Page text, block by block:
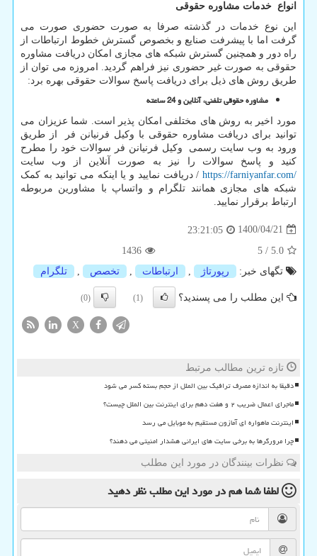
انواع خدمات مشاوره حقوقی
این نوع خدمات در گذشته صرفا به صورت حضوری صورت می
گرفت اما با پیشرفت صنایع و بخصوص گسترش خطوط ارتباطات از
راه دور و همچنین گسترش شبکه های مجازی امکان دریافت مشاوره
حقوقی به صورت غیر حضوری نیز فراهم گردید. امروزه می توان از
طریق روش های ذیل برای دریافت پاسخ سوالات حقوقی بهره برد:
مشاوره حقوقی تلفنی، آنلاین و 24 ساعته
مورد اخیر به روش های مختلفی امکان پذیر است. شما عزیزان می
توانید برای دریافت مشاوره حقوقی با وکیل فرنیانن فر از طریق
ورود به وب سایت رسمی وکیل فرنیانن فر سوالات خود را مطرح
کنید و پاسخ سوالات را نیز به صورت آنلاین از وب سایت
https://farniyanfar.com/ / دریافت نمایید و یا اینکه می توانید به کمک
شبکه های مجازی همانند تلگرام و واتساپ با مشاورین مربوطه
ارتباط برقرار نمایید.
1400/04/21
23:21:05
5.0
/
5
1436
تگهای خبر:
رپورتاژ , ارتباطات , تخصص , تلگرام
این مطلب را می پسندید؟ (1)
(0)
X
تازه ترین مطالب مرتبط
دقیقا به اندازه مصرف ترافیک بین الملل از حجم بسته کسر می شود
ماجرای اعمال ضریب ۲ و هفت دهم برای اینترنت بین الملل چیست؟
اینترنت ماهواره ای آمازون مستقیم به موبایل می رسد
چرا مرورگرها به برخی سایت های ایرانی هشدار امنیتی می دهند؟
نظرات بینندگان در مورد این مطلب
لطفا شما همدر مورد این مطلبنظر دهید